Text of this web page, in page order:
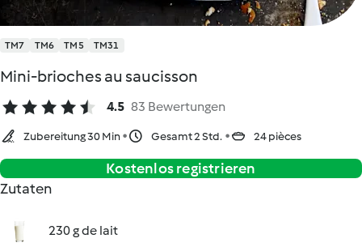
TM7 TM6 TM5 TM31
Mini-brioches au saucisson
4.5 83 Bewertungen
Zubereitung 30 Min Gesamt 2 Std. 24 pièces
Kostenlos registrieren
Zutaten
230 g de lait